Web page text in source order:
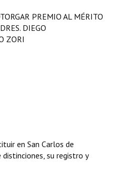
PREMIO AL MÉRITO
DIEGO
ZORI
en San Carlos de
su registro y